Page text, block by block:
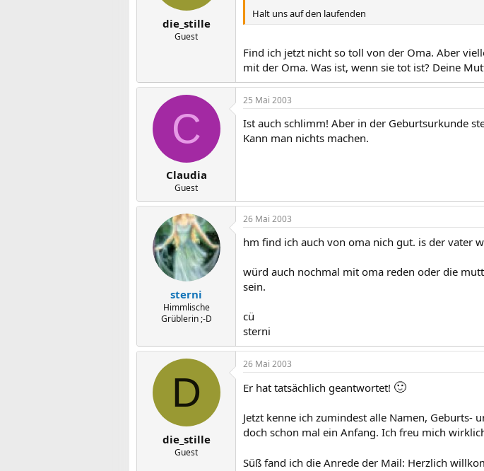
die_stille
Guest
Halt uns auf den laufenden
Find ich jetzt nicht so toll von der Oma. Aber
mit der Oma. Was ist, wenn sie tot ist? Deine
C
Claudia
Guest
25 Mai 2003
Ist auch schlimm! Aber in der Geburtsurkunde
Kann man nichts machen.
sterni
Himmlische
Grüblerin ;-D
26 Mai 2003
hm find ich auch von oma nich gut. is der vater
würd auch nochmal mit oma reden oder die
sein.
cü
sterni
D
die_stille
Guest
26 Mai 2003
Er hat tatsächlich geantwortet! 🙂
Jetzt kenne ich zumindest alle Namen,
doch schon mal ein Anfang. Ich freu mich
Süß fand ich die Anrede der Mail: Herzlich